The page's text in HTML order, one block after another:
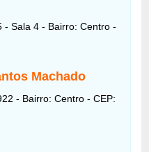
- Sala 4 - Bairro: Centro -
Machado
- Bairro: Centro - CEP: